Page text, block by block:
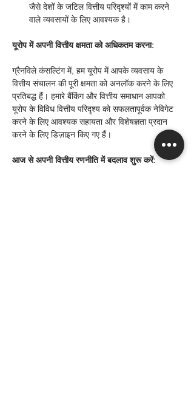
जैसे देशों के जटिल वित्तीय परिदृश्यों में काम करने
वाले व्यवसायों के लिए आवश्यक है।
यूरोप में अपनी वित्तीय क्षमता को अधिकतम करना:
ग्रैनविले कंसल्टिंग में, हम यूरोप में आपके व्यवसाय के
वित्तीय संचालन की पूरी क्षमता को अनलॉक करने के लिए
प्रतिबद्ध हैं। हमारे बैंकिंग और वित्तीय समाधान आपको
यूरोप के विविध वित्तीय परिदृश्य को सफलतापूर्वक नेविगेट
करने के लिए आवश्यक सहायता और विशेषज्ञता प्रदान
करने के लिए डिज़ाइन किए गए हैं।
आज से अपनी वित्तीय रणनीति में बदलाव शुरू करें: